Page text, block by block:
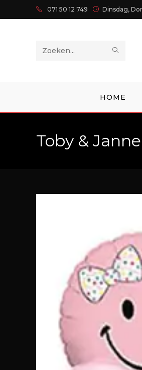
071 50 12 749 Dinsdag,
Zoek
site
HOME
Toby &